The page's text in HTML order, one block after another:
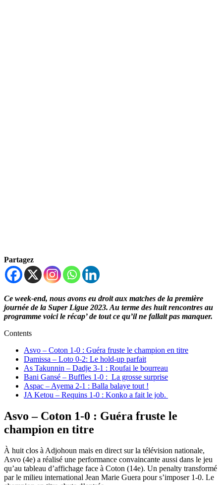
Partagez
Ce week-end, nous avons eu droit aux matches de la première
journée de la Super Ligue 2023. Au terme des huit rencontres au
programme voici le récap’ de tout ce qu’il ne fallait pas manquer.
Contents
Asvo – Coton 1-0 : Guéra fruste le champion en titre
Damissa – Loto 0-2: Le hold-up parfait
As Takunnin – Dadje 3-1 : Roufai le bourreau
Bani Gansé – Buffles 1-0 : La grosse surprise
Aspac – Ayema 2-1 : Balla balaye tout !
JA Ketou – Requins 1-0 : Konko a fait le job.
Asvo – Coton 1-0 : Guéra fruste le
champion en titre
À huit clos à Adjohoun mais en direct sur la télévision nationale,
Asvo (4e) a réalisé une performance convaincante aussi dans le jeu
qu’au tableau d’affichage face à Coton (14e). Un penalty transformé
par le milieu international Jean Marie Guera pour s’imposer 1-0. Le